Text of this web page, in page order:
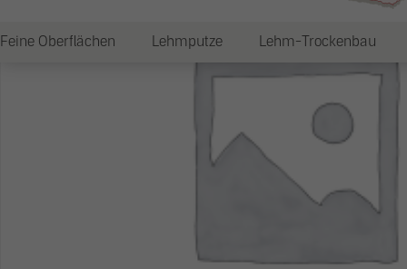
Feine Oberflächen Lehmputze Lehm-Trockenbau